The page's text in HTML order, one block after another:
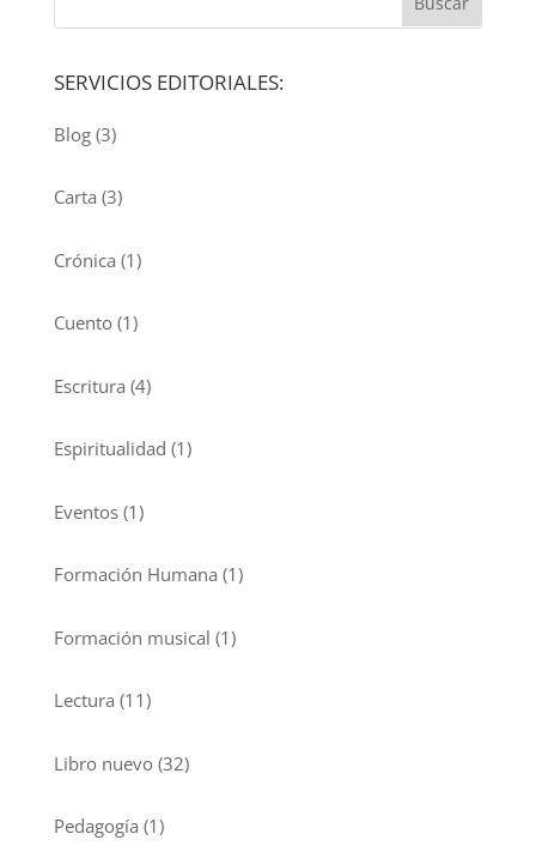
SERVICIOS EDITORIALES:
Blog(3)
Carta (3)
Crónica (1)
Cuento(1)
Escritura (4)
Espiritualidad (1)
Eventos(1)
Formación Humana (1)
Formación musical (1)
Lectura (11)
Libro nuevo(32)
Pedagogía (1)